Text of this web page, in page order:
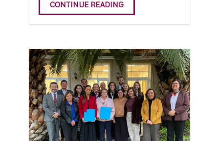
CONTINUE READING